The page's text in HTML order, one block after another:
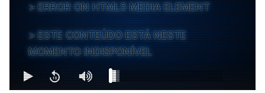
ERROR ON HTML5 MEDIA ELEMENT
ESTE CONTEÚDO ESTÁ NESTE
MOMENTO INDISPONÍVEL